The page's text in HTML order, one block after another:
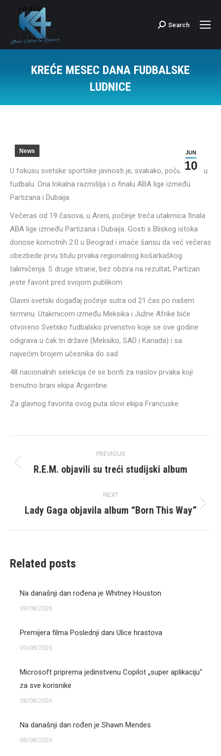
Search:
Search
KREĆE MESEC DANA FUDBALSKE
LUDNICE
JUN
10
News
U fokusu svetske sportske javnosti je, svakako, početak SP u
fudbalu. Ona lokalna razmišlja i o finalu ABA lige između
Partizana i Dubaija.
Večeras od 19 časova, u Areni, počinje treća utakmica finala
ABA lige između Partizana i Dubaija. Gosti s Bliskog istoka
donose komotnih 2:0 u Beograd i imaće šansu da već večeras
obezbede prvu titulu prvaka regionalnog košarkaškog
takmičenja. S druge strane, bez obzira na rezultat, Partizan
jeste favorit pred svojom publikom.
Glavni svetski događaj počinje sutra od 21 čas po našem
terminu. Utakmicom između Meksika i Južne Afrike biće
otvoreno Svetsko fudbalsko prvenstvo koje se ove godine
odigrava u čak tri države (Meksiko, SAD i Kanada) i sa
najvećim brojem učesnika do sad.
48 nacionalnih selekcija će se boriti za naslov prvaka koji
trenutno brani ekipa Argentine.
Za glavnog favorita ovog puta slovi ekipa Francuske.
navigation
PREVIOUS
Previous
R.E.M. objavili su treći studijski album
NEXT
Next
Lady Gaga objavila album “Born This Way”
Related posts
Na današnji dan rođena je Whitney Houston
09/08/2026
Premijera filma Poslednji dani Ulice hrastova
09/08/2026
Microsoft priprema jedinstvenu Copilot „super aplikaciju“
za sve korisnike
08/08/2026
Na današnji dan rođen je Shawn Mendes
08/08/2026